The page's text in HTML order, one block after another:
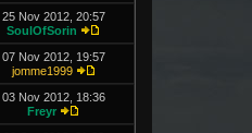
25 Nov 2012, 20:57
SoulOfSorin
07 Nov 2012, 19:57
jomme1999
03 Nov 2012, 18:36
Freyr